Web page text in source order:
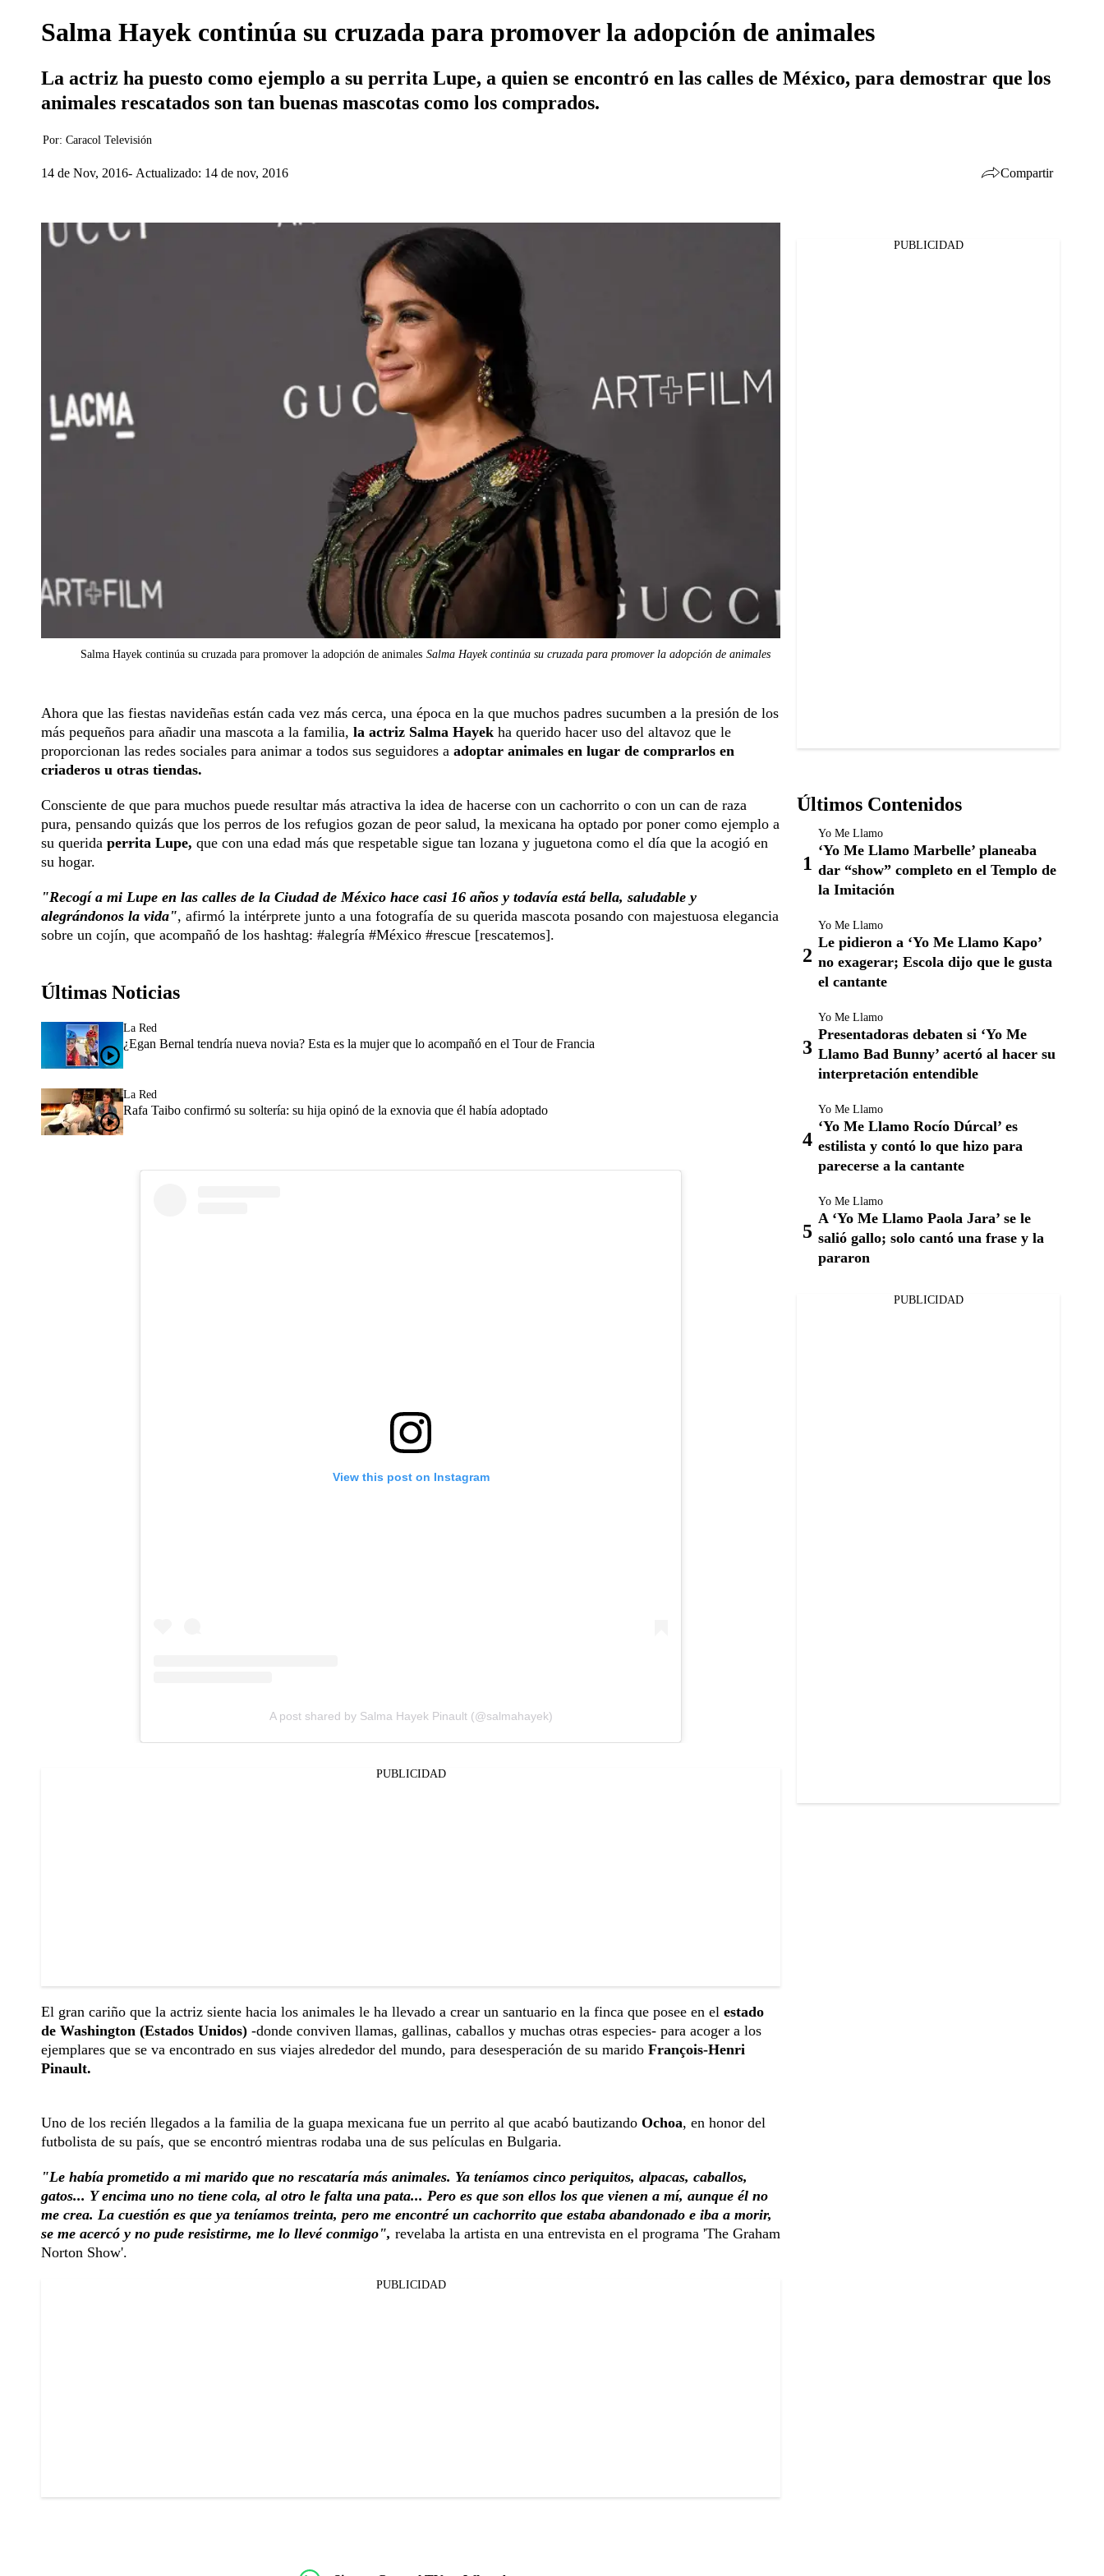
Salma Hayek continúa su cruzada para promover la adopción de animales
La actriz ha puesto como ejemplo a su perrita Lupe, a quien se encontró en las calles de México, para demostrar que los
animales rescatados son tan buenas mascotas como los comprados.
Por: Caracol Televisión
14 de Nov, 2016 Actualizado: 14 de nov, 2016 Compartir
Salma Hayek continúa su cruzada para promover la adopción de animales Salma Hayek continúa su cruzada para promover la adopción de animales
Ahora que las fiestas navideñas están cada vez más cerca, una época en la que muchos padres sucumben a la presión de los
más pequeños para añadir una mascota a la familia, la actriz Salma Hayek ha querido hacer uso del altavoz que le
proporcionan las redes sociales para animar a todos sus seguidores a adoptar animales en lugar de comprarlos en
criaderos u otras tiendas.
Consciente de que para muchos puede resultar más atractiva la idea de hacerse con un cachorrito o con un can de raza
pura, pensando quizás que los perros de los refugios gozan de peor salud, la mexicana ha optado por poner como ejemplo a
su querida perrita Lupe, que con una edad más que respetable sigue tan lozana y juguetona como el día que la acogió en
su hogar.
"Recogí a mi Lupe en las calles de la Ciudad de México hace casi 16 años y todavía está bella, saludable y
alegrándonos la vida", afirmó la intérprete junto a una fotografía de su querida mascota posando con majestuosa elegancia
sobre un cojín, que acompañó de los hashtag: #alegría #México #rescue [rescatemos].
Últimas Noticias
La Red
¿Egan Bernal tendría nueva novia? Esta es la mujer que lo acompañó en el Tour de Francia
La Red
Rafa Taibo confirmó su soltería: su hija opinó de la exnovia que él había adoptado
View this post on Instagram
A post shared by Salma Hayek Pinault (@salmahayek)
PUBLICIDAD
El gran cariño que la actriz siente hacia los animales le ha llevado a crear un santuario en la finca que posee en el estado
de Washington (Estados Unidos) -donde conviven llamas, gallinas, caballos y muchas otras especies- para acoger a los
ejemplares que se va encontrado en sus viajes alrededor del mundo, para desesperación de su marido François-Henri
Pinault.
Uno de los recién llegados a la familia de la guapa mexicana fue un perrito al que acabó bautizando Ochoa, en honor del
futbolista de su país, que se encontró mientras rodaba una de sus películas en Bulgaria.
"Le había prometido a mi marido que no rescataría más animales. Ya teníamos cinco periquitos, alpacas, caballos,
gatos... Y encima uno no tiene cola, al otro le falta una pata... Pero es que son ellos los que vienen a mí, aunque él no
me crea. La cuestión es que ya teníamos treinta, pero me encontré un cachorrito que estaba abandonado e iba a morir,
se me acercó y no pude resistirme, me lo llevé conmigo", revelaba la artista en una entrevista en el programa 'The Graham
Norton Show'.
PUBLICIDAD
PUBLICIDAD
Últimos Contenidos
Yo Me Llamo
‘Yo Me Llamo Marbelle’ planeaba
dar “show” completo en el Templo de
la Imitación
Yo Me Llamo
Le pidieron a ‘Yo Me Llamo Kapo’
no exagerar; Escola dijo que le gusta
el cantante
Yo Me Llamo
Presentadoras debaten si ‘Yo Me
Llamo Bad Bunny’ acertó al hacer su
interpretación entendible
Yo Me Llamo
‘Yo Me Llamo Rocío Dúrcal’ es
estilista y contó lo que hizo para
parecerse a la cantante
Yo Me Llamo
A ‘Yo Me Llamo Paola Jara’ se le
salió gallo; solo cantó una frase y la
pararon
PUBLICIDAD